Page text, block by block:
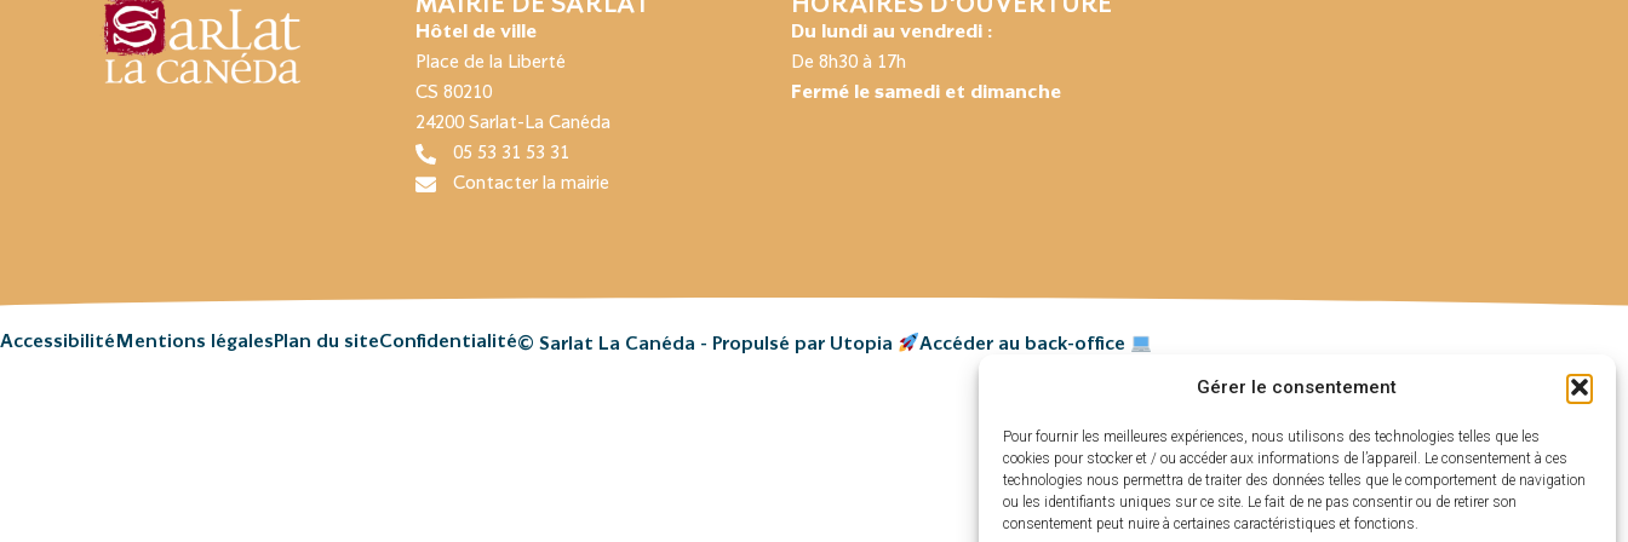
Gérer le consentement
Pour fournir les meilleures expériences, nous utilisons des technologies telles que les
cookies pour stocker et / ou accéder aux informations de l’appareil. Le consentement à ces
technologies nous permettra de traiter des données telles que le comportement de navigation
ou les identifiants uniques sur ce site. Le fait de ne pas consentir ou de retirer son
consentement peut nuire à certaines caractéristiques et fonctions.
MAIRIE DE SARLAT
Hôtel de ville
Place de la Liberté
CS 80210
24200 Sarlat-La Canéda
05 53 31 53 31
Contacter la mairie
HORAIRES D'OUVERTURE
Du lundi au vendredi :
De 8h30 à 17h
Fermé le samedi et dimanche
Accessibilité Mentions légales Plan du siteConfidentialité© Sarlat La Canéda - Propulsé par Utopia Accéder au back-office